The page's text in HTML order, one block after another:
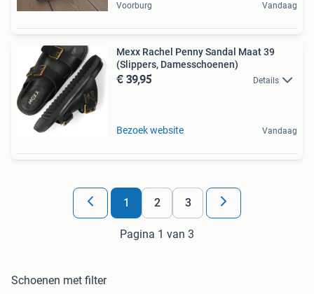
Voorburg Vandaag
Mexx Rachel Penny Sandal Maat 39
(Slippers, Damesschoenen)
€ 39,95 Details
Bezoek website Vandaag
1 2 3
Pagina 1 van 3
Schoenen met filter